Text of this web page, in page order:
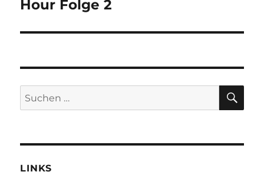
Hour Folge 2
Suchen
nach:
LINKS